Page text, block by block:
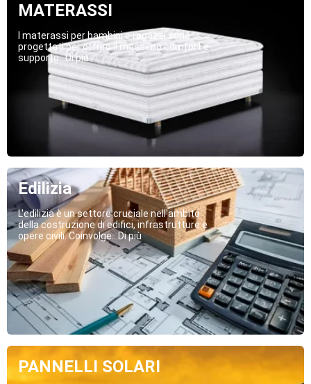
MATERASSI
I materassi per bambini e ragazzi sono
progettati per offrire il massimo comfort e
supporto...Di più
Edilizia
L'edilizia è un settore cruciale nell'ambito
della costruzione di edifici, infrastrutture e
opere civili. Coinvolge...Di più
PANNELLI SOLARI